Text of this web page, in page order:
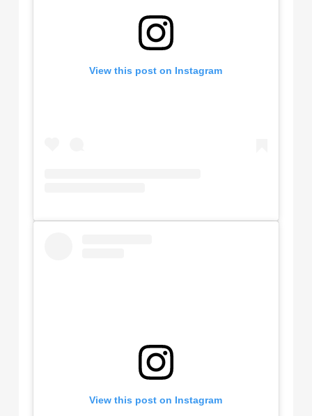
View this post on Instagram
View this post on Instagram